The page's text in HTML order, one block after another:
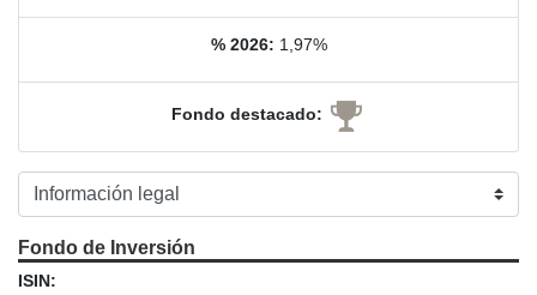
% 2026: 1,97%
Fondo destacado:
Fondo de Inversión
ISIN: